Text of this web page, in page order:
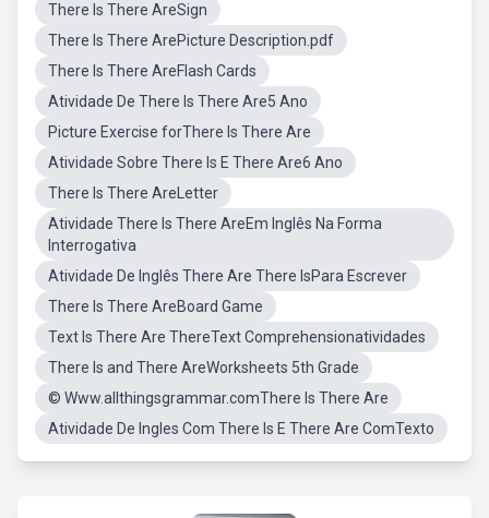
There Is There AreSign
There Is There ArePicture Description.pdf
There Is There AreFlash Cards
Atividade De There Is There Are5 Ano
Picture Exercise forThere Is There Are
Atividade Sobre There Is E There Are6 Ano
There Is There AreLetter
Atividade There Is There AreEm Inglês Na Forma
Interrogativa
Atividade De Inglês There Are There IsPara Escrever
There Is There AreBoard Game
Text Is There Are ThereText Comprehensionatividades
There Is and There AreWorksheets 5th Grade
© Www.allthingsgrammar.comThere Is There Are
Atividade De Ingles Com There Is E There Are ComTexto